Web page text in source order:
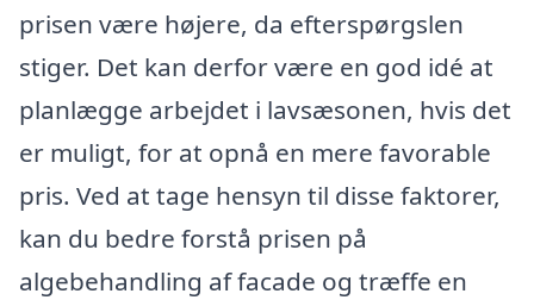
prisen være højere, da efterspørgslen
stiger. Det kan derfor være en god idé at
planlægge arbejdet i lavsæsonen, hvis det
er muligt, for at opnå en mere favorable
pris. Ved at tage hensyn til disse faktorer,
kan du bedre forstå prisen på
algebehandling af facade og træffe en